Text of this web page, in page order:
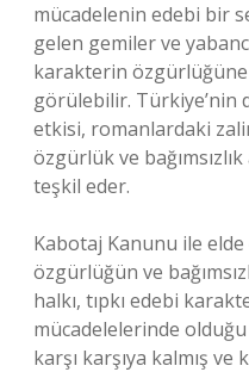
mücadelenin edebi bir
gelen gemiler ve
karakterin
görülebilir. Türkiye’nin
etkisi, romanlardaki
özgürlük ve
teşkil eder.
Kabotaj Kanunu ile
özgürlüğün ve
halkı, tıpkı edebi
mücadelelerinde
karşı karşıya kalmış